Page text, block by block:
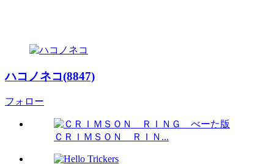
ハコノネコ(8847)
フォロー
ＣＲＩＭＳＯＮ ＲＩＮ...